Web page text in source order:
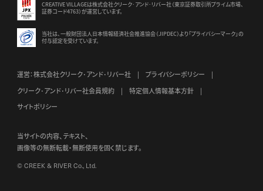
CREATIVE VILLAGEは株式会社クリーク･アンド･リバー社（東京証券取引所プライム市場、
証券コード4763）が運営しています。
当社は、一般財団法人日本情報経済社会推進協会（JIPDEC）より 「プライバシーマーク」の
付与認定を受けています。
運営：株式会社クリーク･アンド･リバー社
プライバシーポリシー
クリーク･アンド･リバー社会員規約
特定個人情報基本方針
サイトポリシー
当サイトの内容、テキスト、
画像等の無断転載・無断使用を固く禁じます。
© CREEK & RIVER Co., Ltd.